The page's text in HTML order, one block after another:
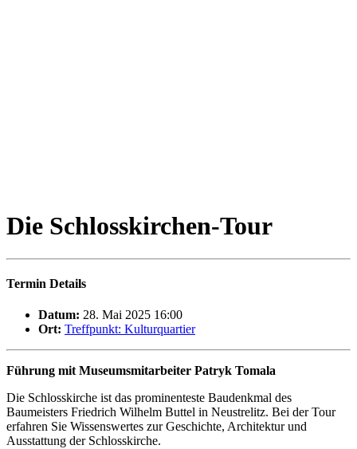
Die Schlosskirchen-Tour
Termin Details
Datum: 28. Mai 2025 16:00
Ort: Treffpunkt: Kulturquartier
Führung mit Museumsmitarbeiter Patryk Tomala
Die Schlosskirche ist das prominenteste Baudenkmal des
Baumeisters Friedrich Wilhelm Buttel in Neustrelitz. Bei der Tour
erfahren Sie Wissenswertes zur Geschichte, Architektur und
Ausstattung der Schlosskirche.